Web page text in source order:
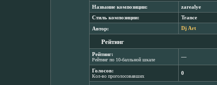
Название композиции: zarealye
Стиль композиции: Trance
Автор: Dj Art
Рейтинг
Рейтинг:
Рейтинг по 10-балльной шкале
―
Голосов:
Кол-во проголосовавших
0